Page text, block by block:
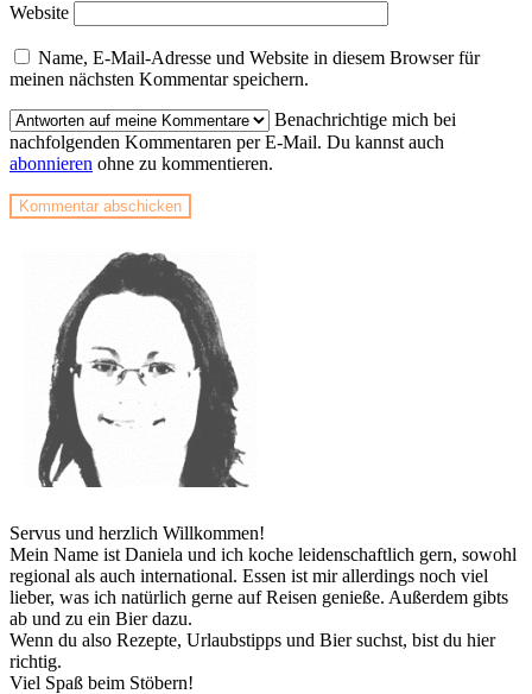
Website
Name, E-Mail-Adresse und Website in diesem Browser für
meinen nächsten Kommentar speichern.
Benachrichtige mich bei
nachfolgenden Kommentaren per E-Mail. Du kannst auch
abonnieren ohne zu kommentieren.
Servus und herzlich Willkommen!
Mein Name ist Daniela und ich koche leidenschaftlich gern, sowohl
regional als auch international. Essen ist mir allerdings noch viel
lieber, was ich natürlich gerne auf Reisen genieße. Außerdem gibts
ab und zu ein Bier dazu.
Wenn du also Rezepte, Urlaubstipps und Bier suchst, bist du hier
richtig.
Viel Spaß beim Stöbern!